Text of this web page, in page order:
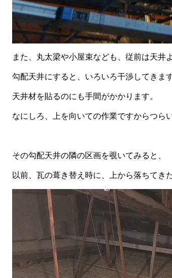
また、丸太梁や小屋束なども、従前は天井
勾配天井にすると、いろいろ干渉してきま
天井材を貼るのにも手間がかかります。
なにしろ、上を向いての作業ですからつら
その勾配天井の隣の区画を覗いてみると、
以前、瓦の葺き替え時に、上から落ちてき